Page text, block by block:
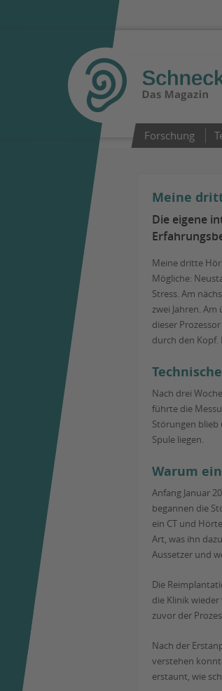
Forschung
Meine
Die eigene
Meine dritte
Mögliche:
Stress. Am
zwei Jahren.
dieser
durch den Kopf.
Nach drei
führte die
Störungen blieb
Spule liegen.
Warum
Anfang Januar
begannen die
ein CT und
Art, was ihn
Aussetzer und
Die
die Klinik
zuvor der
Nach der
verstehen
erstaunt, wie